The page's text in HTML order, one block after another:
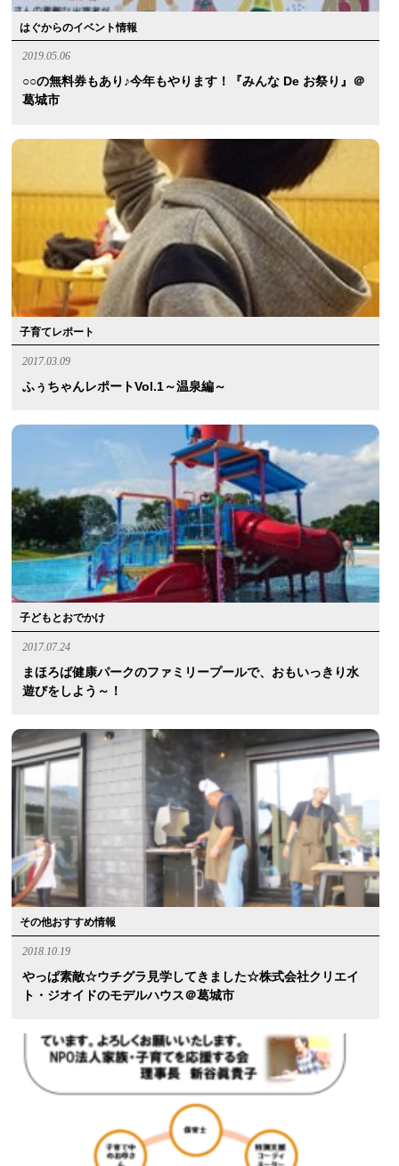
はぐからのイベント情報
2019.05.06
○○の無料券もあり♪今年もやります！『みんな De お祭り』＠
葛城市
子育てレポート
2017.03.09
ふぅちゃんレポートvol.1～温泉編～
子どもとおでかけ
2017.07.24
まほろば健康パークのファミリープールで、おもいっきり水
遊びをしよう～！
その他おすすめ情報
2018.10.19
やっぱ素敵☆ウチグラ見学してきました☆株式会社クリエイ
ト・ジオイドのモデルハウス＠葛城市